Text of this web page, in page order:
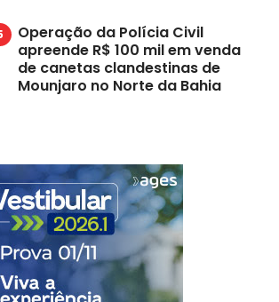
Operação da Polícia Civil
apreende R$ 100 mil em venda
de canetas clandestinas de
Mounjaro no Norte da Bahia